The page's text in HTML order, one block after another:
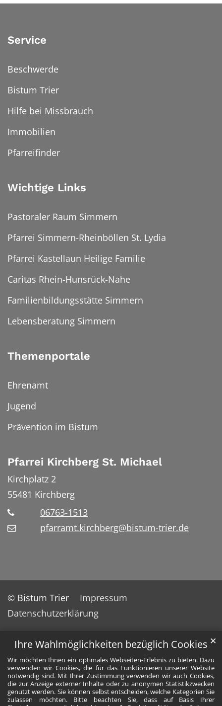
Ihre Wahlmöglichkeiten bezüglich Cookies
Wir möchten Ihnen ein optimales Webseiten-Erlebnis zu bieten. Dazu
verwenden wir Cookies, die für das Funktionieren unserer Website
notwendig sind. Mit Ihrer Zustimmung verwenden wir auch Cookies,
die zur Anzeige externer Inhalte oder zu anonymen Statistikzwecken
genutzt werden. Sie können selbst entscheiden, welche Kategorien Sie
zulassen möchten. Bitte beachten Sie, dass auf Basis Ihrer
✕
Service
Beschwerde
Bistum Trier
Hilfe bei Missbrauch
Immobilien
Pfarreifinder
Wichtige Links
Pastoraler Raum Simmern
Pfarrei Simmern-Rheinböllen St. Lydia
Pfarrei Kastellaun Heilige Familie
Caritas Rhein-Hunsrück-Nahe
Familienbildungsstätte Simmern
Lebensberatung Simmern
Themenportale
Ehrenamt
Jugend
Prävention im Bistum
Pfarrei Kirchberg St. Michael
Kirchplatz 2
55481 Kirchberg
06763-1513
pfarramt.kirchberg@bistum-trier.de
© Bistum Trier
Impressum
Datenschutzerklärung